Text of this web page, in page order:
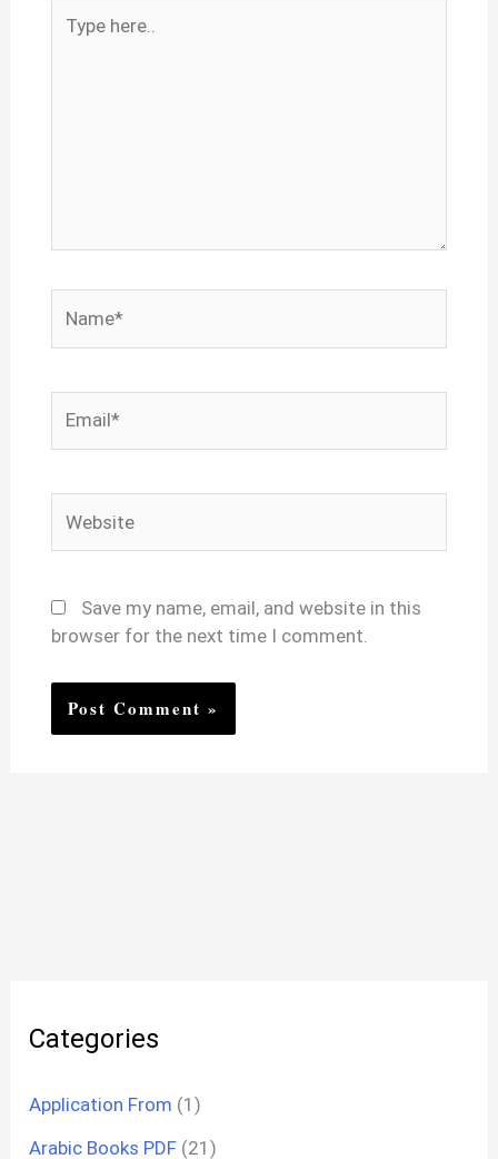
here..
Save my name, email, and website in this
browser for the next time I comment.
Categories
Application From (1)
Arabic Books PDF (21)